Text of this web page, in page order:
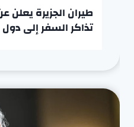
تذاكر السفر إلى دول